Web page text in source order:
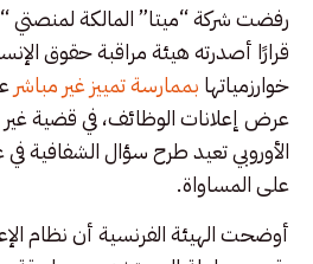
رفضت شركة “ميتا” المالكة لمنصتي
قرارًا أصدرته هيئة مراقبة حقوق
خوارزمياتها بممارسة تمييز غير مباشر
عرض إعلانات الوظائف، في قضية
الأوروبي تعيد طرح سؤال الشفافية في
على المساواة.
أوضحت الهيئة الفرنسية أن نظام